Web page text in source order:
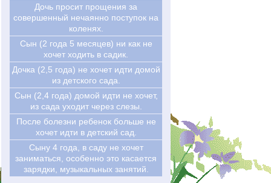
Дочь просит прощения за
совершенный нечаянно поступок на
коленях.
Сын (2 года 5 месяцев) ни как не
хочет ходить в садик.
Дочка (2,5 года) не хочет идти домой
из детского сада.
Сын (2,4 года) домой идти не хочет,
из сада уходит через слезы.
После болезни ребенок больше не
хочет идти в детский сад.
Сыну 4 года, в саду не хочет
заниматься, особенно это касается
зарядки, музыкальных занятий.